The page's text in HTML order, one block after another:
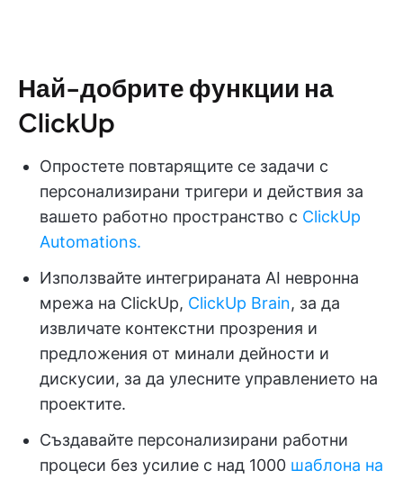
Най-добрите функции на
ClickUp
Опростете повтарящите се задачи с
персонализирани тригери и действия за
вашето работно пространство с ClickUp
Automations.
Използвайте интегрираната AI невронна
мрежа на ClickUp, ClickUp Brain, за да
извличате контекстни прозрения и
предложения от минали дейности и
дискусии, за да улесните управлението на
проектите.
Създавайте персонализирани работни
процеси без усилие с над 1000 шаблона на